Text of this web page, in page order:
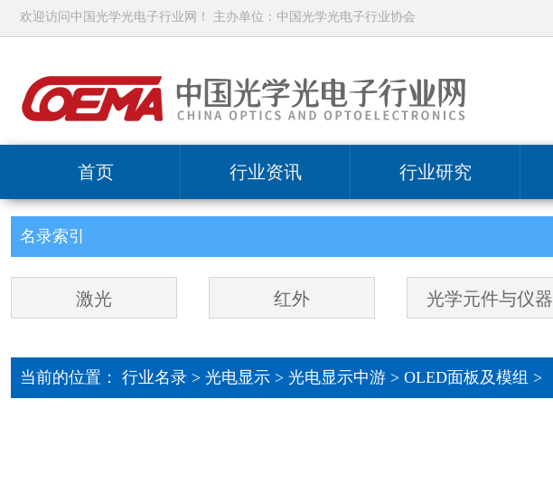
欢迎访问中国光学光电子行业网！ 主办单位：中国光学光电子行业协会
首页 行业资讯 行业研究
名录索引
激光 红外 光学元件与仪器
当前的位置： 行业名录 > 光电显示 > 光电显示中游 > OLED面板及模组 >